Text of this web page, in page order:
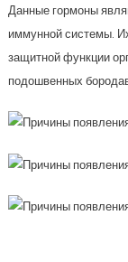
Данные гормоны
иммунной системы.
защитной функции
подошвенных